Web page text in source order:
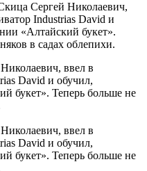
Сергей Николаевич,
Industrias David и
«Алтайский букет».
в садах облепихи.
ввел в
David и обучил,
букет». Теперь больше не
ввел в
David и обучил,
букет». Теперь больше не